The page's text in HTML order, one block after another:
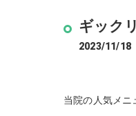
ギック
2023/11/18
当院の人気メニ